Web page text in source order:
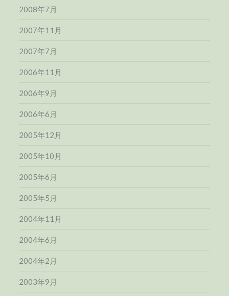
2008年7月
2007年11月
2007年7月
2006年11月
2006年9月
2006年6月
2005年12月
2005年10月
2005年6月
2005年5月
2004年11月
2004年6月
2004年2月
2003年9月